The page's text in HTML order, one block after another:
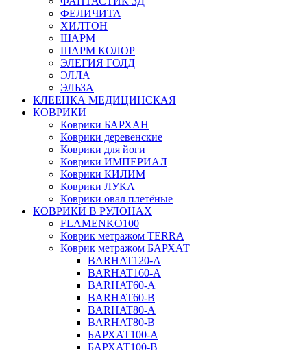
ФЕЛИЧИТА
ХИЛТОН
ШАРМ
ШАРМ КОЛОР
ЭЛЕГИЯ ГОЛД
ЭЛЛА
ЭЛЬЗА
КЛЕЕНКА МЕДИЦИНСКАЯ
КОВРИКИ
Коврики БАРХАН
Коврики деревенские
Коврики для йоги
Коврики ИМПЕРИАЛ
Коврики КИЛИМ
Коврики ЛУКА
Коврики овал плетёные
КОВРИКИ В РУЛОНАХ
FLAMENKO100
Коврик метражом TERRA
Коврик метражом БАРХАТ
BARHAT120-A
BARHAT160-A
BARHAT60-A
BARHAT60-B
BARHAT80-A
BARHAT80-B
БАРХАТ100-A
БАРХАТ100-B